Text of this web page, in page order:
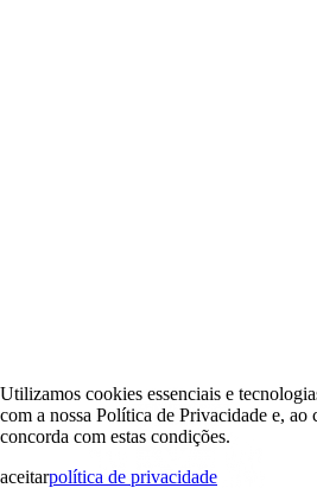
Utilizamos cookies essenciais e
com a nossa Política de Privacidade e,
concorda com estas condições.
aceitarpolítica de privacidade